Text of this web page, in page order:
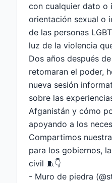
con cualquier dato o
orientación sexual o
de las personas
luz de la violencia
Dos años después
retomaran el poder,
nueva sesión
sobre las
Afganistán y cómo
apoyando a los
Compartimos
para los gobiernos,
civil 🧵👇
- Muro de piedra